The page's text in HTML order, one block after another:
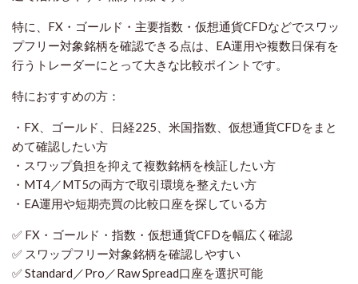
特に、FX・ゴールド・主要指数・仮想通貨CFDなどでスワッ
プフリー対象銘柄を確認できる点は、EA運用や複数日保有を
行うトレーダーにとって大きな比較ポイントです。
特におすすめの方：
・FX、ゴールド、日経225、米国指数、仮想通貨CFDをまと
めて確認したい方
・スワップ負担を抑えて複数銘柄を検証したい方
・MT4／MT5の両方で取引環境を整えたい方
・EA運用や短期売買の比較口座を探している方
✅ FX・ゴールド・指数・仮想通貨CFDを幅広く確認
✅ スワップフリー対象銘柄を確認しやすい
✅ Standard／Pro／Raw Spread口座を選択可能